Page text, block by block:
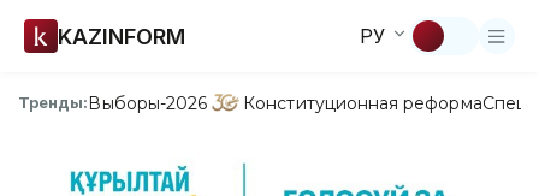
KAZINFORM РУ
Тренды:Выборы-2026 Конституционная реформа